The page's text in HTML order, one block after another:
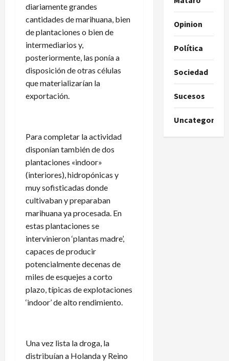
diariamente grandes
cantidades de marihuana, bien
de plantaciones o bien de
intermediarios y,
posteriormente, las ponía a
disposición de otras células
que materializarían la
exportación.
Para completar la actividad
disponían también de dos
plantaciones «indoor»
(interiores), hidropónicas y
muy sofisticadas donde
cultivaban y preparaban
marihuana ya procesada. En
estas plantaciones se
intervinieron ‘plantas madre’,
capaces de producir
potencialmente decenas de
miles de esquejes a corto
plazo, típicas de explotaciones
‘indoor’ de alto rendimiento.
Una vez lista la droga, la
distribuían a Holanda y Reino
Opinion
Política
Sociedad
Sucesos
Uncategorized